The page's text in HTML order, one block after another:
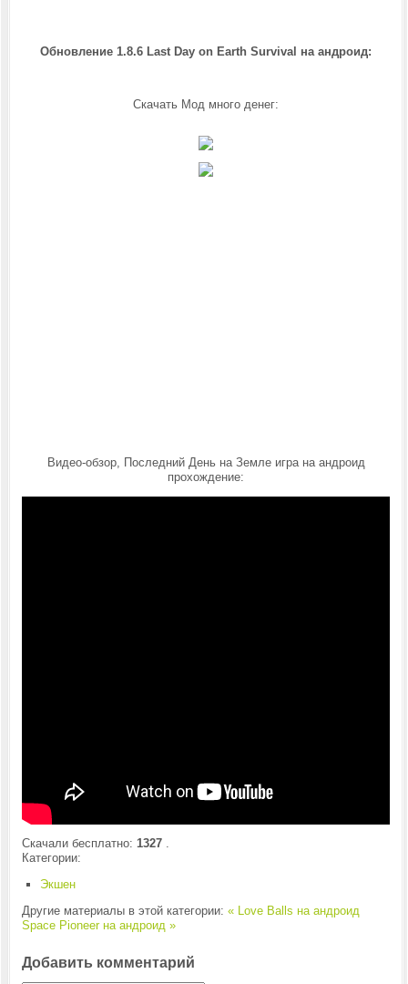
Обновление 1.8.6 Last Day on Earth Survival на андроид:
Скачать Мод много денег:
Видео-обзор, Последний День на Земле игра на андроид
прохождение:
Скачали бесплатно: 1327.
Категории:
Экшен
Другие материалы в этой категории: « Love Balls на андроид
Space Pioneer на андроид »
Добавить комментарий